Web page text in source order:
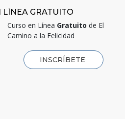
LÍNEA GRATUITO
Curso en Línea Gratuito de El
Camino a la Felicidad
INSCRÍBETE